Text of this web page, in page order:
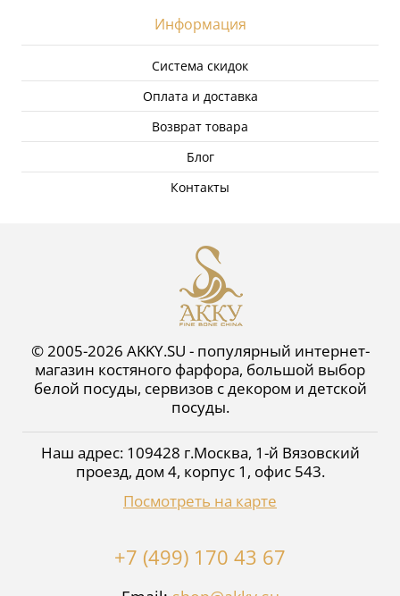
Информация
Система скидок
Оплата и доставка
Возврат товара
Блог
Контакты
© 2005-2026 AKKY.SU - популярный интернет-
магазин костяного фарфора, большой выбор
белой посуды, сервизов с декором и детской
посуды.
Наш адрес: 109428 г.Москва, 1-й Вязовский
проезд, дом 4, корпус 1, офис 543.
Посмотреть на карте
+7 (499) 170 43 67